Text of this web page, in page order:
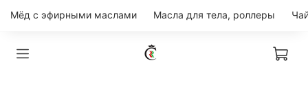
Мёд с эфирными маслами Масла для тела, роллеры